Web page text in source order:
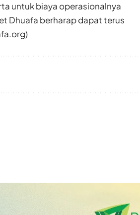
untuk biaya operasionalnya
Dhuafa berharap dapat terus